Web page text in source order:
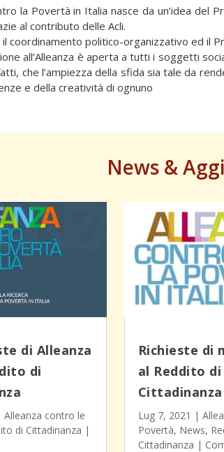
la Povertà in Italia nasce da un’idea del
al contributo delle Acli.
il coordinamento politico-organizzativo ed il
all’Alleanza è aperta a tutti i soggetti
che l’ampiezza della sfida sia tale da
e della creatività di ognuno
News &
di Alleanza
di
Alleanza contro le
di Cittadinanza |
Richieste di
al Reddito di
Cittadinanza
Lug 7, 2021 |
Povertà, News,
Cittadinanza |